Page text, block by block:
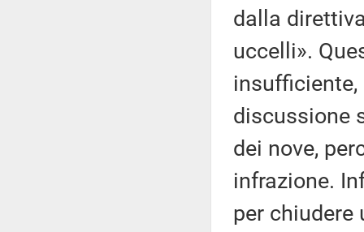
dalla
uccelli».
discussione
dei nove,
infrazione.
per chiudere